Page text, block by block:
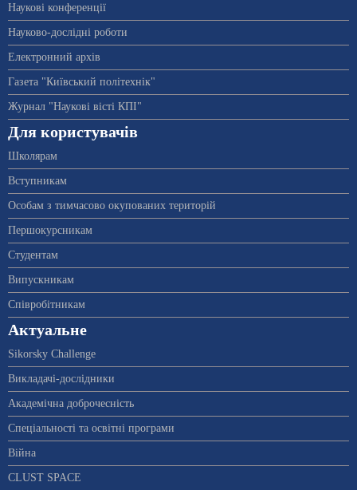
Наукові конференції
Науково-дослідні роботи
Електронний архів
Газета "Київський політехнік"
Журнал "Наукові вісті КПІ"
Для користувачів
Школярам
Вступникам
Особам з тимчасово окупованих територій
Першокурсникам
Студентам
Випускникам
Співробітникам
Актуальне
Sikorsky Challenge
Викладачі-дослідники
Академічна доброчесність
Спеціальності та освітні програми
Війна
CLUST SPACE